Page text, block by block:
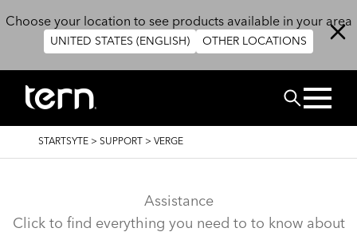
Choose your location to see products available in your area
UNITED STATES (ENGLISH) OTHER LOCATIONS
CHERCHER
BREADCRUMB
STARTSYTE > SUPPORT > VERGE
Assistance
Click to find everything you need to to know about